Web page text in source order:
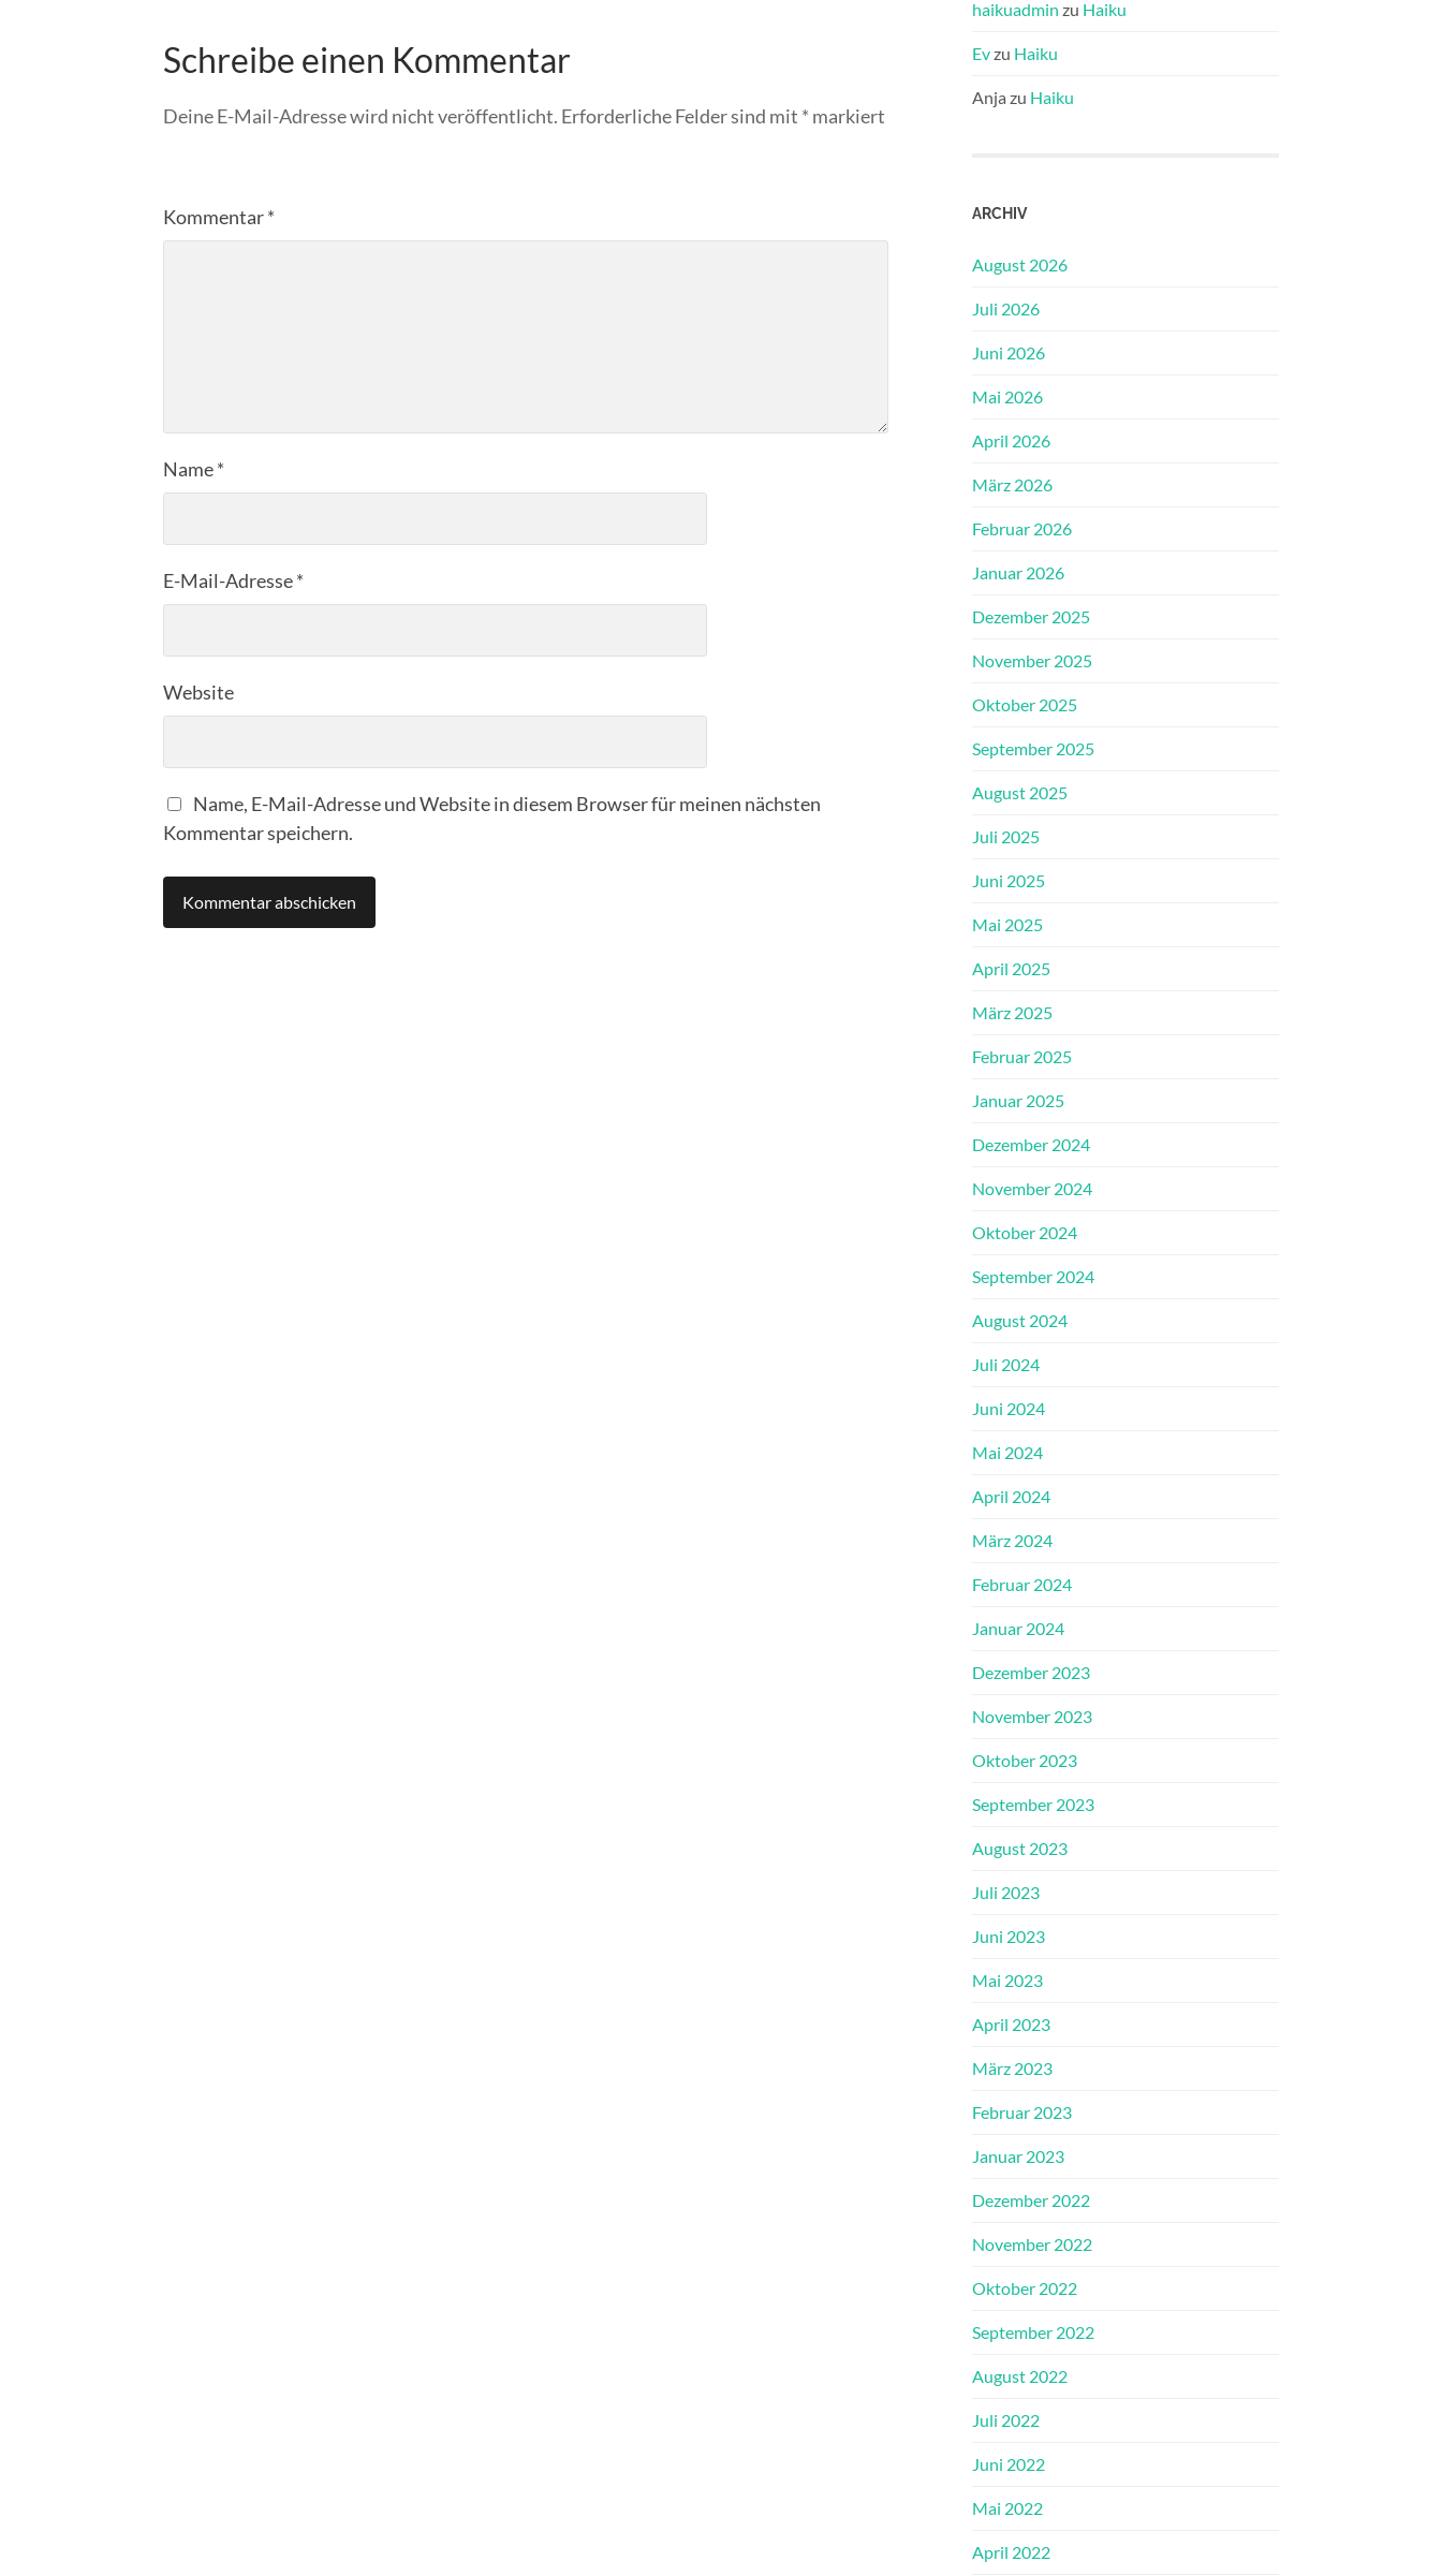
Schreibe einen Kommentar
Deine E-Mail-Adresse wird nicht veröffentlicht. Erforderliche Felder sind mit * markiert
Kommentar*
Name*
E-Mail-Adresse*
Website
Name, E-Mail-Adresse und Website in diesem Browser für meinen nächsten
Kommentar speichern.
haikuadmin zu Haiku
Evzu Haiku
Anja zu Haiku
ARCHIV
August 2026
Juli 2026
Juni 2026
Mai 2026
April 2026
März 2026
Februar 2026
Januar 2026
Dezember 2025
November 2025
Oktober 2025
September 2025
August 2025
Juli 2025
Juni 2025
Mai 2025
April 2025
März 2025
Februar 2025
Januar 2025
Dezember 2024
November 2024
Oktober 2024
September 2024
August 2024
Juli 2024
Juni 2024
Mai 2024
April 2024
März 2024
Februar 2024
Januar 2024
Dezember 2023
November 2023
Oktober 2023
September 2023
August 2023
Juli 2023
Juni 2023
Mai 2023
April 2023
März 2023
Februar 2023
Januar 2023
Dezember 2022
November 2022
Oktober 2022
September 2022
August 2022
Juli 2022
Juni 2022
Mai 2022
April 2022